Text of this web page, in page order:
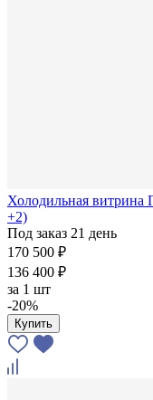
Холодильная
+2)
Под заказ 21 день
170 500 ₽
136 400 ₽
за 1 шт
-20%
Купить